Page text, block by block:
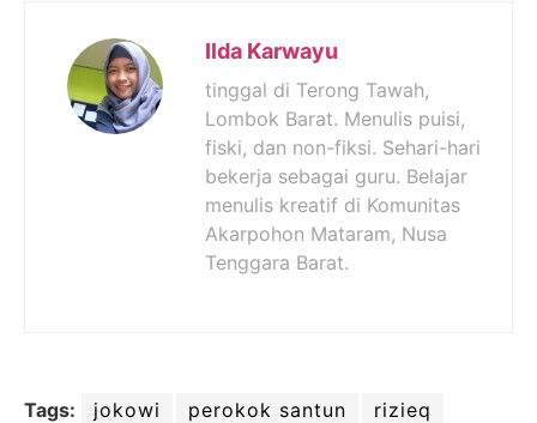
Ilda Karwayu
tinggal di Terong Tawah,
Lombok Barat. Menulis puisi,
fiski, dan non-fiksi. Sehari-hari
bekerja sebagai guru. Belajar
menulis kreatif di Komunitas
Akarpohon Mataram, Nusa
Tenggara Barat.
Tags: jokowi perokok santun
rizieq